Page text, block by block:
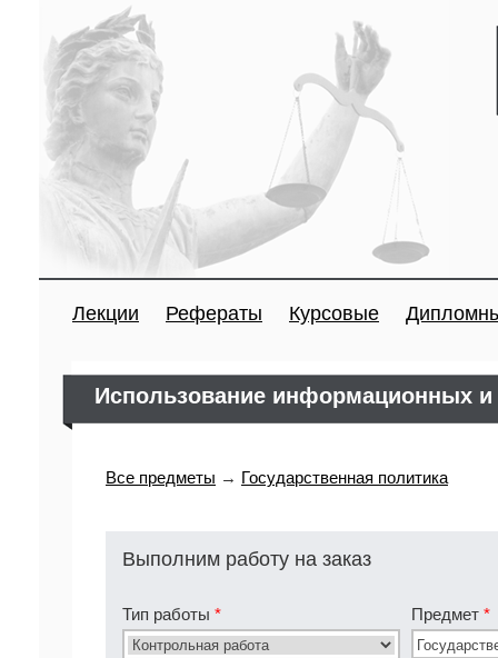
Лекции Рефераты Курсовые
Использование информационных и
Все предметы → Государственная политика
Выполним работу на заказ
Тип работы * Предмет *